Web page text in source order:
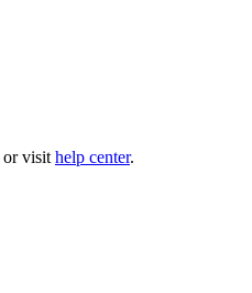
or visit help center.